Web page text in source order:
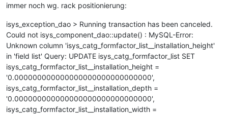
immer noch wg. rack positionierung:
isys_exception_dao > Running transaction has been canceled.
Could not isys_component_dao::update() : MySQL-Error:
Unknown column 'isys_catg_formfactor_list__installation_height'
in 'field list' Query: UPDATE isys_catg_formfactor_list SET
isys_catg_formfactor_list__installation_height =
'0.000000000000000000000000000000',
isys_catg_formfactor_list__installation_depth =
'0.000000000000000000000000000000',
isys_catg_formfactor_list__installation_width =